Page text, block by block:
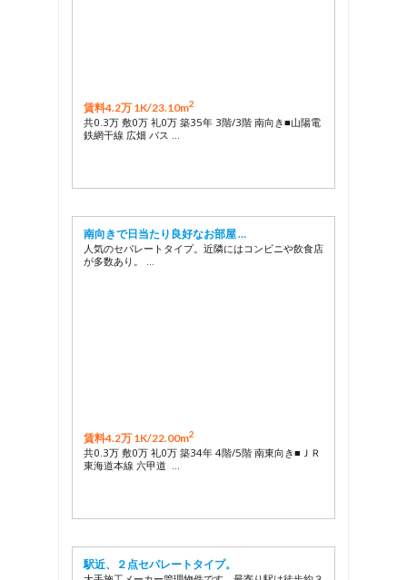
賃料4.2万 1K/23.10m2
共0.3万 敷0万 礼0万 築35年 3階/3階 南向き■山陽電
鉄網干線 広畑 バス …
南向きで日当たり良好なお部屋 …
人気のセパレートタイプ。近隣にはコンビニや飲食店
が多数あり。 …
賃料4.2万 1K/22.00m2
共0.3万 敷0万 礼0万 築34年 4階/5階 南東向き■ＪＲ
東海道本線 六甲道 …
駅近、２点セパレートタイプ。